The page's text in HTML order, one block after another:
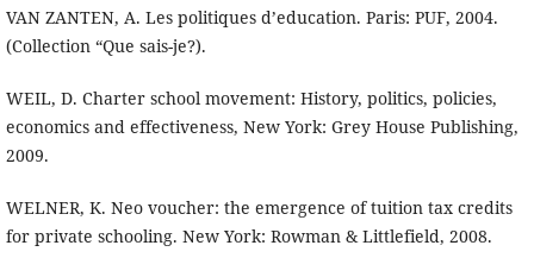
VAN ZANTEN, A. Les politiques d’education. Paris: PUF, 2004.
(Collection “Que sais-je?).
WEIL, D. Charter school movement: History, politics, policies,
economics and effectiveness, New York: Grey House Publishing,
2009.
WELNER, K. Neo voucher: the emergence of tuition tax credits
for private schooling. New York: Rowman & Littlefield, 2008.